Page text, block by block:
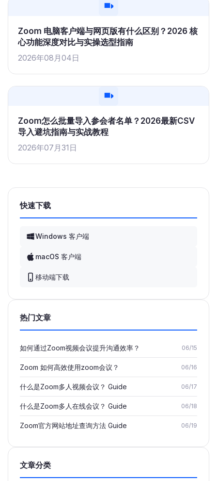
Zoom 电脑客户端与网页版有什么区别？2026 核
心功能深度对比与实操选型指南
2026年08月04日
Zoom怎么批量导入参会者名单？2026最新CSV
导入避坑指南与实战教程
2026年07月31日
快速下载
Windows 客户端
macOS 客户端
移动端下载
热门文章
如何通过Zoom视频会议提升沟通效率？ 06/15
Zoom 如何高效使用zoom会议？ 06/16
什么是Zoom多人视频会议？ Guide 06/17
什么是Zoom多人在线会议？ Guide 06/18
Zoom官方网站地址查询方法 Guide 06/19
文章分类